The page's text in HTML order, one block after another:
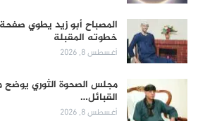
المصباح أبو زيد يطوي
خطوته المقبلة
أغسطس 8, 2026
مجلس الصحوة الثوري
القبائل…
أغسطس 8, 2026